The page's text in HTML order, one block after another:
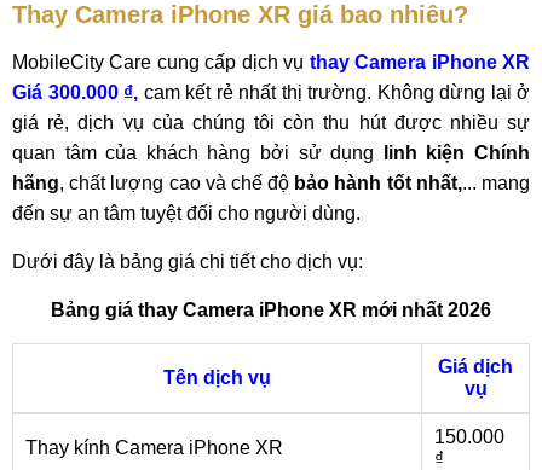
Thay Camera iPhone XR giá bao nhiêu?
MobileCity Care cung cấp dịch vụ thay Camera iPhone XR
Giá 300.000 ₫, cam kết rẻ nhất thị trường. Không dừng lại ở
giá rẻ, dịch vụ của chúng tôi còn thu hút được nhiều sự
quan tâm của khách hàng bởi sử dụng
linh kiện Chính
hãng, chất lượng cao và chế độ bảo hành tốt nhất,... mang
đến sự an tâm tuyệt đối cho người dùng.
Dưới đây là bảng giá chi tiết cho dịch vụ:
Bảng giá thay Camera iPhone XR mới nhất 2026
Tên dịch vụ
Giá dịch
vụ
Thay kính Camera iPhone XR
150.000
₫